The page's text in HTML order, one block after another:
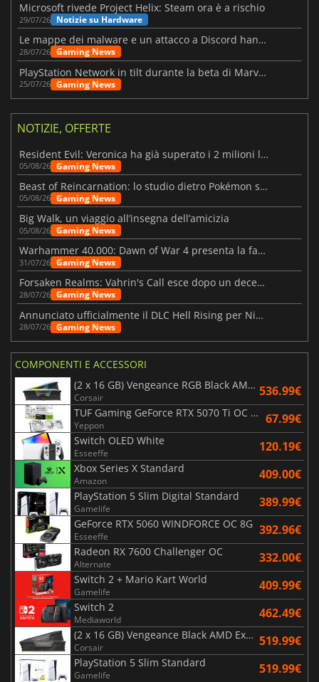
Microsoft rivede Project Helix: Steam ora è a rischio
29/07/26 Notizie su Hardware
Le mappe dei malware e un attacco a Discord hanno colpito Meccha Chameleon
28/07/26 Gaming News
PlayStation Network in tilt durante la beta di Marvel Tōkon
25/07/26 Gaming News
NOTIZIE, OFFERTE
Resident Evil: Veronica ha già superato i 2 milioni liste dei desideri
05/08/26 Gaming News
Beast of Reincarnation: lo studio dietro Pokémon su una nuova strada
05/08/26 Gaming News
Big Walk, un viaggio all’insegna dell’amicizia
05/08/26 Gaming News
Warhammer 40.000: Dawn of War 4 presenta la fazione dei Necron
31/07/26 Gaming News
Forsaken Realms: Vahrin's Call esce dopo un decennio di sviluppo
28/07/26 Gaming News
Annunciato ufficialmente il DLC Hell Rising per Nioh 3
28/07/26 Gaming News
COMPONENTI E ACCESSORI
(2 x 16 GB) Vengeance RGB Black AMD Expo 6000 MHz - CAS 30
Corsair 536.99€
TUF Gaming GeForce RTX 5070 Ti OC White Edition 16GB
Yeppon 67.99€
Switch OLED White
Esseeffe 120.19€
Xbox Series X Standard
Amazon 409.00€
PlayStation 5 Slim Digital Standard
Gamelife 389.99€
GeForce RTX 5060 WINDFORCE OC 8G
Esseeffe 392.96€
Radeon RX 7600 Challenger OC
Alternate 332.00€
Switch 2 + Mario Kart World
Gamelife 409.99€
Switch 2
Mediaworld 462.49€
(2 x 16 GB) Vengeance Black AMD Expo 6000 MHz - CAS 30
Corsair 519.99€
PlayStation 5 Slim Standard
Gamelife 519.99€